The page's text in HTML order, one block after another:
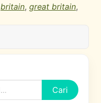
britain, great britain,
Cari